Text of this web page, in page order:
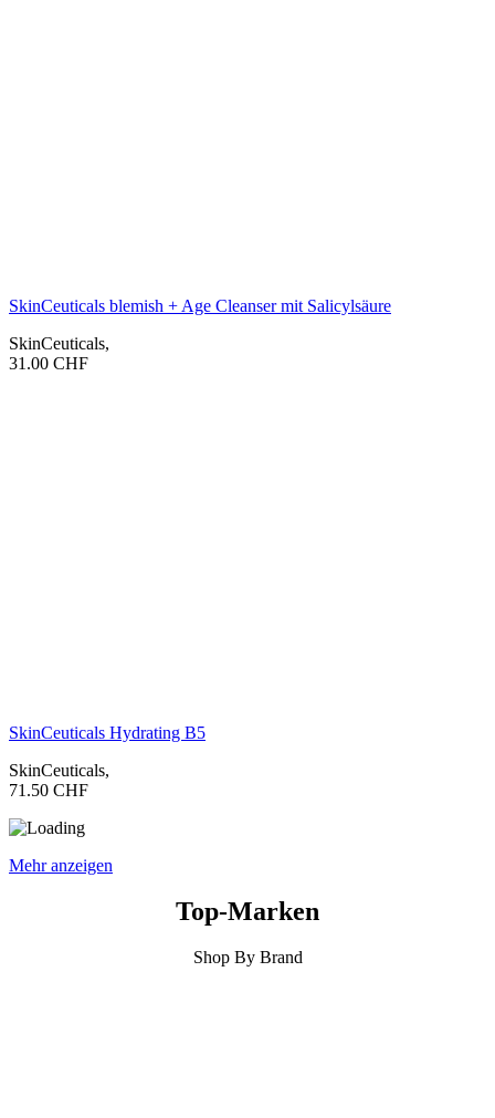
SkinCeuticals blemish + Age Cleanser mit Salicylsäure
SkinCeuticals,
31.00 CHF
SkinCeuticals Hydrating B5
SkinCeuticals,
71.50 CHF
Mehr anzeigen
Top-Marken
Shop By Brand